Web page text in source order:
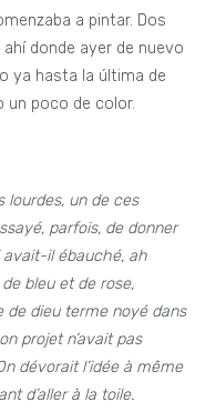
a pintar. Dos
donde ayer de nuevo
ya hasta la última de
un poco de color.
lourdes, un de ces
parfois, de donner
avait-il ébauché, ah
bleu et de rose,
de dieu terme noyé dans
projet n’avait pas
dévorait l’idée à même
d’aller à la toile.